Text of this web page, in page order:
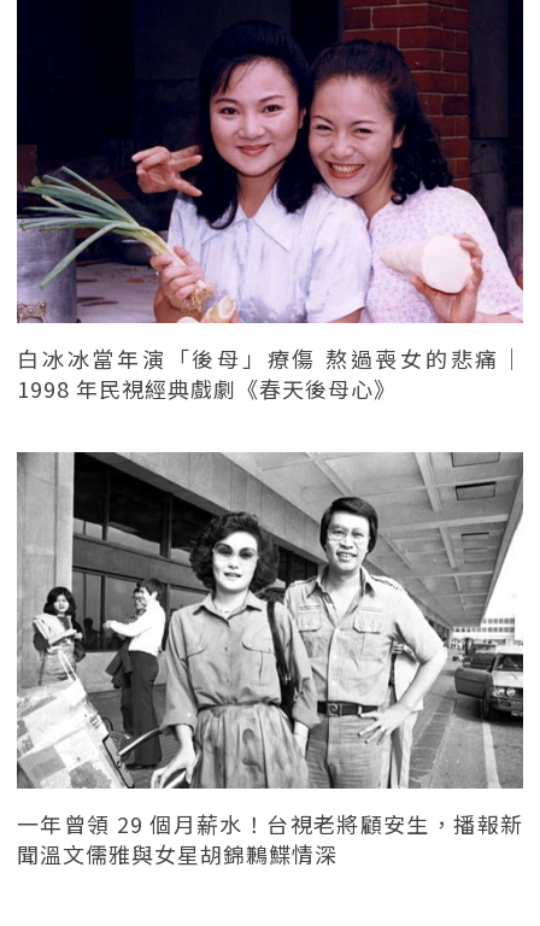
白冰冰當年演「後母」療傷 熬過喪女的悲痛｜
1998 年民視經典戲劇《春天後母心》
一年曾領 29 個月薪水！台視老將顧安生，播報新
聞溫文儒雅與女星胡錦鶼鰈情深